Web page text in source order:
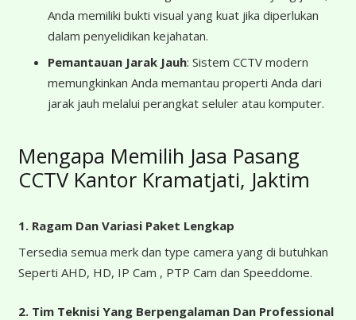
Anda memiliki bukti visual yang kuat jika diperlukan
dalam penyelidikan kejahatan.
Pemantauan Jarak Jauh: Sistem CCTV modern
memungkinkan Anda memantau properti Anda dari
jarak jauh melalui perangkat seluler atau komputer.
Mengapa Memilih Jasa Pasang
CCTV Kantor Kramatjati, Jaktim
1. Ragam Dan Variasi Paket Lengkap
Tersedia semua merk dan type camera yang di butuhkan
Seperti AHD, HD, IP Cam , PTP Cam dan Speeddome.
2. Tim Teknisi Yang Berpengalaman Dan Professional